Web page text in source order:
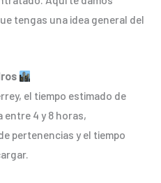
tengas una idea general del
el tiempo estimado de
entre 4 y 8 horas,
pertenencias y el tiempo